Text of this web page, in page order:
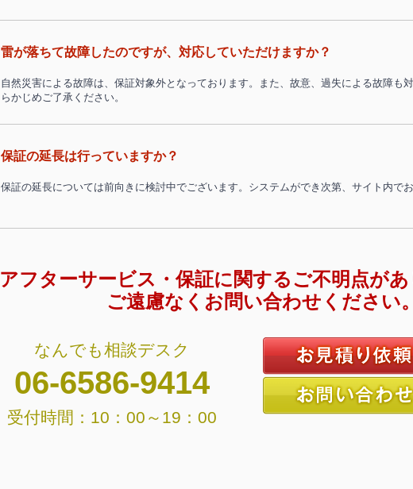
雷が落ちて故障したのですが、対応していただけますか？
自然災害による故障は、保証対象外となっております。また、故意、過失による故障も
らかじめご了承ください。
保証の延長は行っていますか？
保証の延長については前向きに検討中でございます。システムができ次第、サイト内でお
アフターサービス・保証に関するご不明点があ
ご遠慮なくお問い合わせください。
なんでも相談デスク
06-6586-9414
受付時間：10：00～19：00